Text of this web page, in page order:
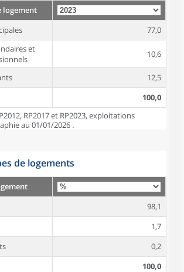
logement
77,0
et
10,6
12,5
100,0
RP2017 et RP2023, exploitations
au 01/01/2026 .
de logements
98,1
1,7
0,2
100,0